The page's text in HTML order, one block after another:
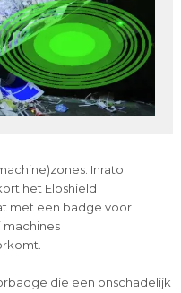
Inrato
het Eloshield
met een badge voor
die een onschadelijk